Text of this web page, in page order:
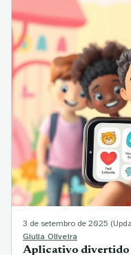
3 de setembro de 2025
Giulia Oliveira
Aplicativo divertido